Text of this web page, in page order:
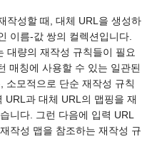
작성할 때, 대체 URL을 생성하
이름-값 쌍의 컬렉션입니다.
대량의 재작성 규칙들이 필요
매칭에 사용할 수 있는 일관된
소모적으로 단순 재작성 규칙
URL과 대체 URL의 맵핑을 재
니다. 그런 다음에 입력 URL
작성 맵을 참조하는 재작성 규